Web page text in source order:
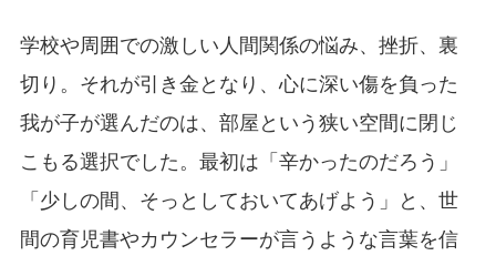
学校や周囲での激しい人間関係の悩み、挫折、裏
切り。それが引き金となり、心に深い傷を負った
我が子が選んだのは、部屋という狭い空間に閉じ
こもる選択でした。最初は「辛かったのだろう」
「少しの間、そっとしておいてあげよう」と、世
間の育児書やカウンセラーが言うような言葉を信